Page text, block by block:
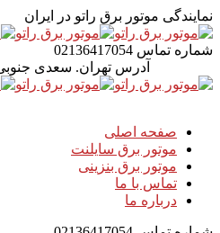
نمایندگی موتور برق راتو در ایران
شماره تماس 02136417054
آدرس تهران. سعدی
صفحه اصلی
موتور برق سایلنت
موتور برق بنزینی
تماس با ما
درباره ما